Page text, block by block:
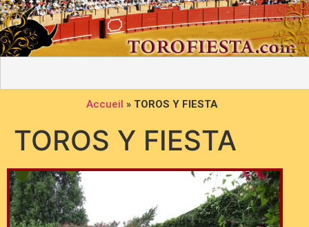
Accueil » TOROS Y FIESTA
TOROS Y FIESTA